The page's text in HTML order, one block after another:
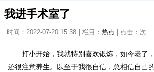
我进手术室了
时间：2022-07-20 15:38 | 栏目： 热点 | 点击： 次
打小开始，我就特别喜欢锻炼，如今老了
还很注意养生。以至于我很自信，总相信自己